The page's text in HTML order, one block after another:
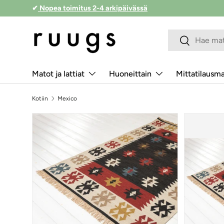
Siirry sisältöön
✔ Nopea toimitus 2-4 arkipäivässä
Hakukenttä
Lähetä
Matot ja lattiat Huoneittain
Kotiin Mexico
Siirry tuotetietoihin